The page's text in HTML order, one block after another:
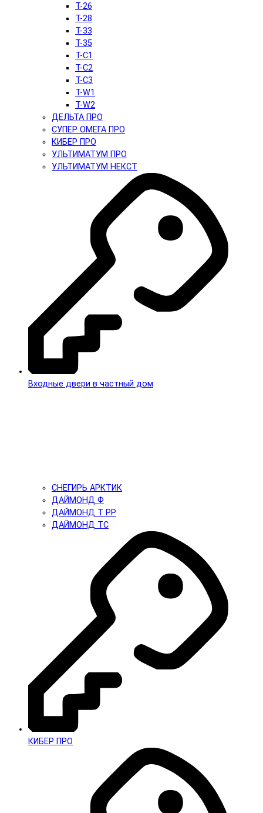
T-26
T-28
T-33
T-35
T-C1
T-C2
T-C3
T-W1
T-W2
ДЕЛЬТА ПРО
СУПЕР ОМЕГА ПРО
КИБЕР ПРО
УЛЬТИМАТУМ ПРО
УЛЬТИМАТУМ НЕКСТ
Входные двери в частный дом
СНЕГИРЬ АРКТИК
ДАЙМОНД Ф
ДАЙМОНД Т PP
ДАЙМОНД ТС
КИБЕР ПРО